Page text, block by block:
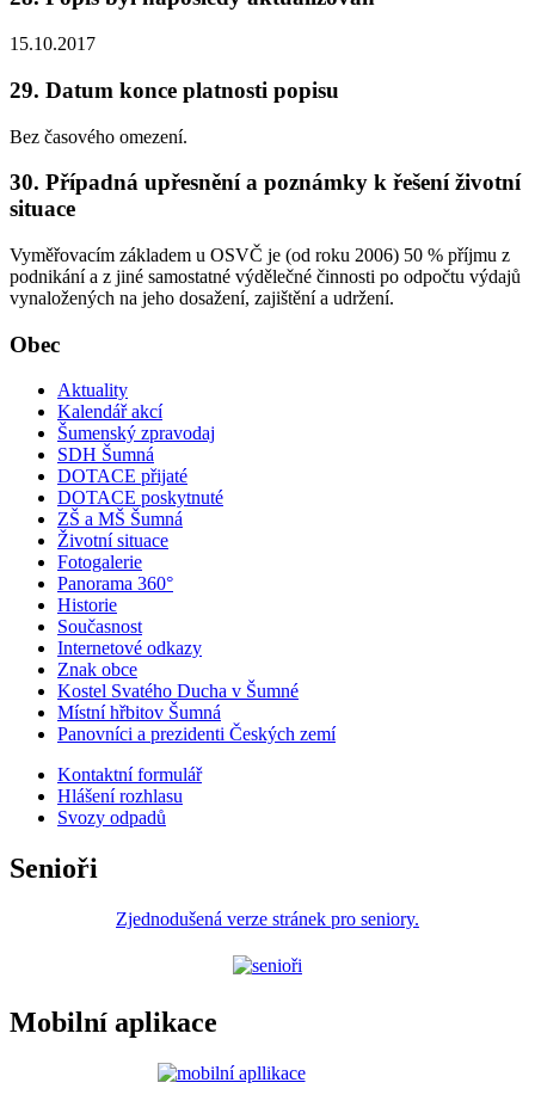
15.10.2017
29. Datum konce platnosti popisu
Bez časového omezení.
30. Případná upřesnění a poznámky k řešení životní
situace
Vyměřovacím základem u OSVČ je (od roku 2006) 50 % příjmu z
podnikání a z jiné samostatné výdělečné činnosti po odpočtu výdajů
vynaložených na jeho dosažení, zajištění a udržení.
Obec
Aktuality
Kalendář akcí
Šumenský zpravodaj
SDH Šumná
DOTACE přijaté
DOTACE poskytnuté
ZŠ a MŠ Šumná
Životní situace
Fotogalerie
Panorama 360°
Historie
Současnost
Internetové odkazy
Znak obce
Kostel Svatého Ducha v Šumné
Místní hřbitov Šumná
Panovníci a prezidenti Českých zemí
Kontaktní formulář
Hlášení rozhlasu
Svozy odpadů
Senioři
Zjednodušená verze stránek pro seniory.
Mobilní aplikace